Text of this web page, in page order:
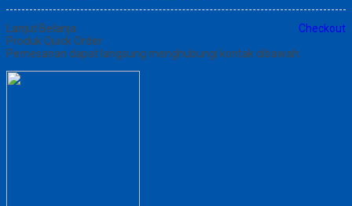
Lanjut Belanja
Checkout
Produk Quick Order
Pemesanan dapat langsung menghubungi kontak dibawah: